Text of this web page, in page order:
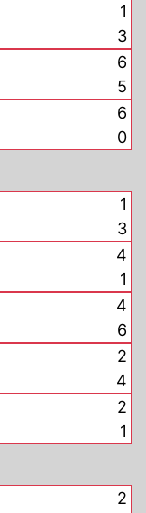
1
3
6
5
6
0
1
3
4
1
4
6
2
4
2
1
2